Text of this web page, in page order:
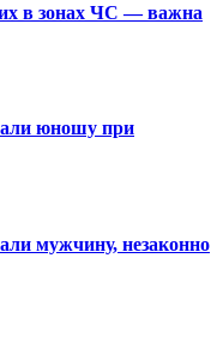
в зонах ЧС — важна
юношу при
мужчину, незаконно